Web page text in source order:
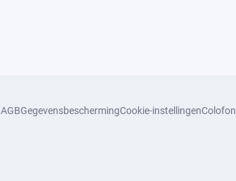
AGBGegevensbeschermingCookie-instellingenColofon